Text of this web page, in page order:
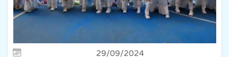
29/09/2024